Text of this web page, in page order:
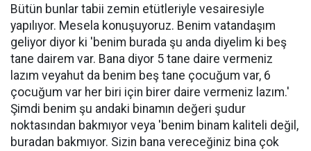
Bütün bunlar tabii zemin etütleriyle vesairesiyle
yapılıyor. Mesela konuşuyoruz. Benim vatandaşım
geliyor diyor ki 'benim burada şu anda diyelim ki beş
tane dairem var. Bana diyor 5 tane daire vermeniz
lazım veyahut da benim beş tane çocuğum var, 6
çocuğum var her biri için birer daire vermeniz lazım.'
Şimdi benim şu andaki binamın değeri şudur
noktasından bakmıyor veya 'benim binam kaliteli değil,
buradan bakmıyor. Sizin bana vereceğiniz bina çok